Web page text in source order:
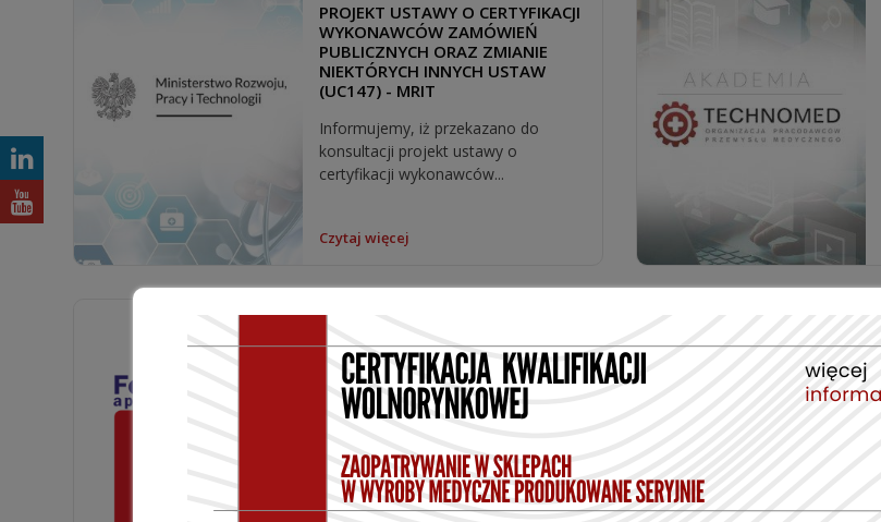
PROJEKT USTAWY O CERTYFIKACJI
WYKONAWCÓW ZAMÓWIEŃ
PUBLICZNYCH ORAZ ZMIANIE
NIEKTÓRYCH INNYCH USTAW
(UC147) - MRIT
Informujemy, iż przekazano do
konsultacji projekt ustawy o
certyfikacji wykonawców...
Czytaj więcej
NOWA FIRMA CZŁONKOWSKA
FONO - MEDICA APARATY
SŁUCHOWE IWONA KRÓL
Z przyjemnością informujemy o
dołączeniu do naszej Organizacji
Firmy: Fono- Medica Aparaty...